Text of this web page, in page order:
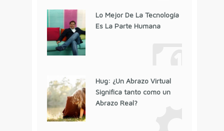
Lo Mejor De La Tecnología
Es La Parte Humana
Hug: ¿Un Abrazo Virtual
Significa tanto como un
Abrazo Real?